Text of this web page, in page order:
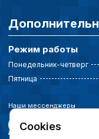
Режим работы
Понедельник-четверг
Пятница
Наши мессенджеры
Cookies